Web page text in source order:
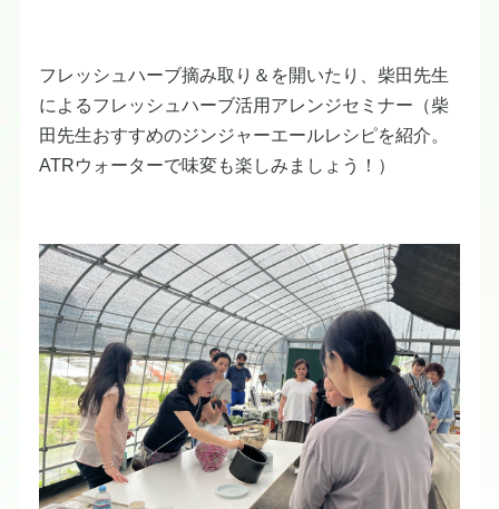
フレッシュハーブ摘み取り＆を開いたり、柴田先生
によるフレッシュハーブ活用アレンジセミナー（柴
田先生おすすめのジンジャーエールレシピを紹介。
ATRウォーターで味変も楽しみましょう！）